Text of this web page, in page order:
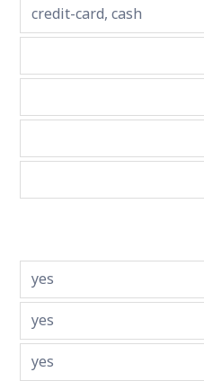
credit-card, cash
yes
yes
yes